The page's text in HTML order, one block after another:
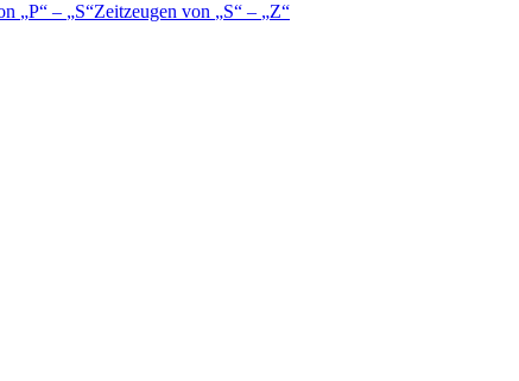
P – S Zeitzeugen von S – Z